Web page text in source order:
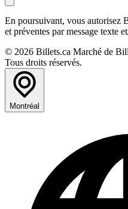
En poursuivant, vous autorisez
et préventes par message texte
© 2026 Billets.ca Marché de
Tous droits réservés.
Montréal